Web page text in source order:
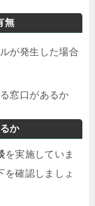
無
ルが発生した場合
窓口があるか
か
を実施していま
を確認しましょ